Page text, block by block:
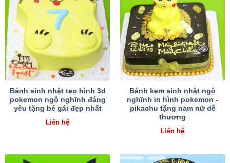
Bánh sinh nhật tạo hình 3d
pokemon ngộ nghĩnh đáng
yêu tặng bé gái đẹp nhất
Liên hệ
Bánh kem sinh nhật ngộ
nghĩnh in hình pokemon -
pikachu tặng nam nữ dễ
thương
Liên hệ